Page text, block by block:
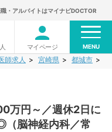
・アルバイトはマイナビDOCTOR
マイページ MENU
師求人 宮崎県 都城市
万円～／週休2日に
（脳神経内科／常